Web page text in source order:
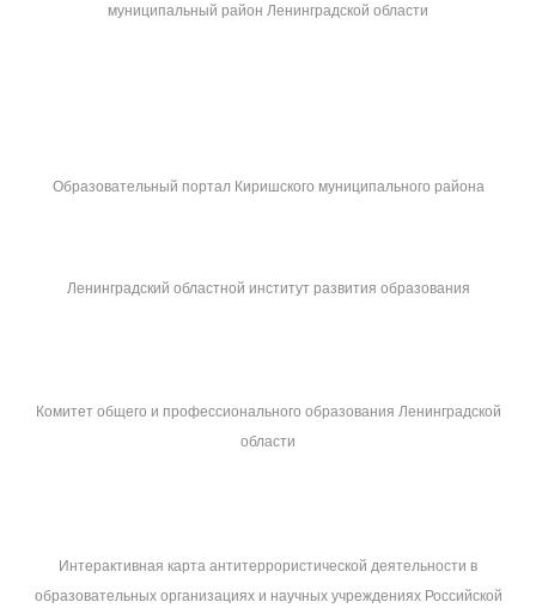
муниципальный район Ленинградской области
Образовательный портал Киришского муниципального района
Ленинградский областной институт развития образования
Комитет общего и профессионального образования Ленинградской
области
Интерактивная карта антитеррористической деятельности в
образовательных организациях и научных учреждениях Российской